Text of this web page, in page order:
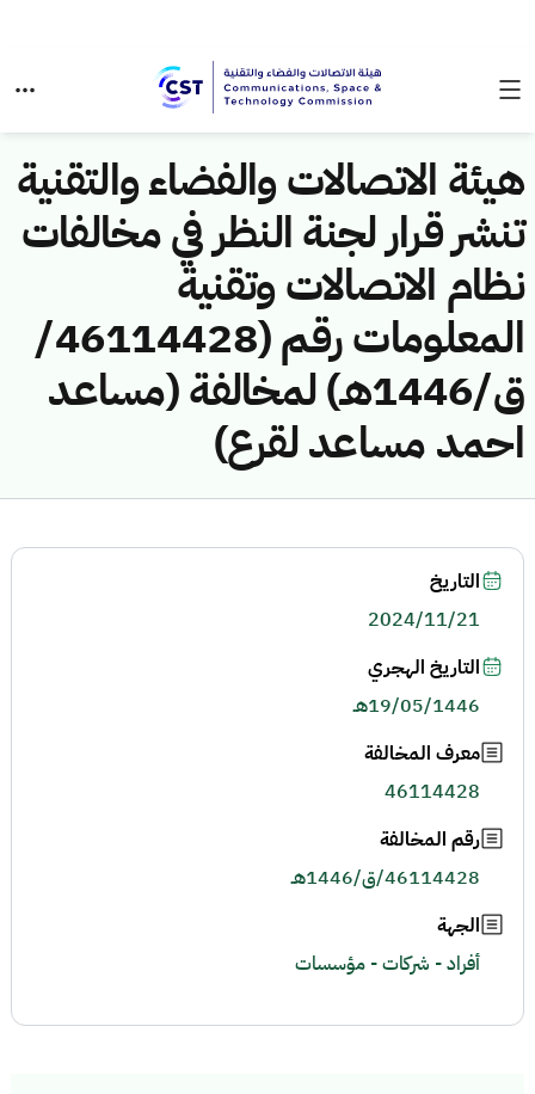
هيئة الاتصالات والفضاء والتقنية
تنشر قرار لجنة النظر في مخالفات
نظام الاتصالات وتقنية
المعلومات رقم (46114428/
ق/1446هـ) لمخالفة (مساعد
احمد مساعد لقرع)
التاريخ
2024/11/21
التاريخ الهجري
19/05/1446هـ
معرف المخالفة
46114428
رقم المخالفة
46114428/ق/1446هـ
الجهة
أفراد - شركات - مؤسسات